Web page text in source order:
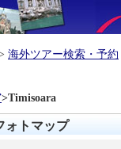
海外ツアー検索・予約
>Timisoara
ォトマップ